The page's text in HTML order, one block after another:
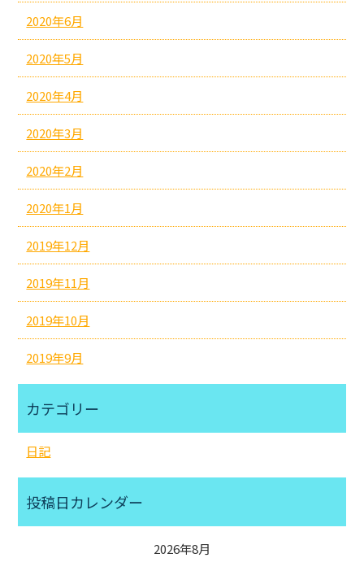
2020年6月
2020年5月
2020年4月
2020年3月
2020年2月
2020年1月
2019年12月
2019年11月
2019年10月
2019年9月
カテゴリー
日記
投稿日カレンダー
2026年8月